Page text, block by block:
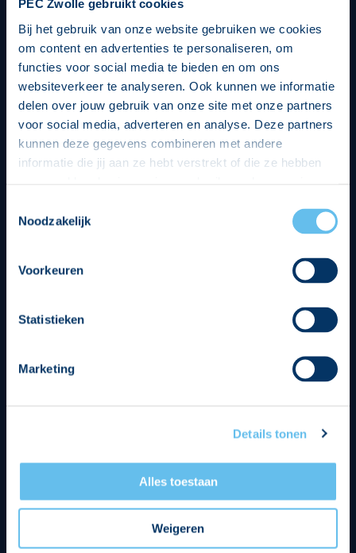
PEC Zwolle gebruikt cookies
Bij het gebruik van onze website gebruiken we cookies
om content en advertenties te personaliseren, om
functies voor social media te bieden en om ons
websiteverkeer te analyseren. Ook kunnen we informatie
delen over jouw gebruik van onze site met onze partners
voor social media, adverteren en analyse. Deze partners
kunnen deze gegevens combineren met andere
informatie die jij aan ze hebt verstrekt of die ze hebben
op een veilige en integere wijze. Je kunt je toestemming
beheren op de privacy- en cookieverklaring pagina.
Noodzakelijk
Voorkeuren
Statistieken
Marketing
Details tonen
Alles toestaan
Weigeren